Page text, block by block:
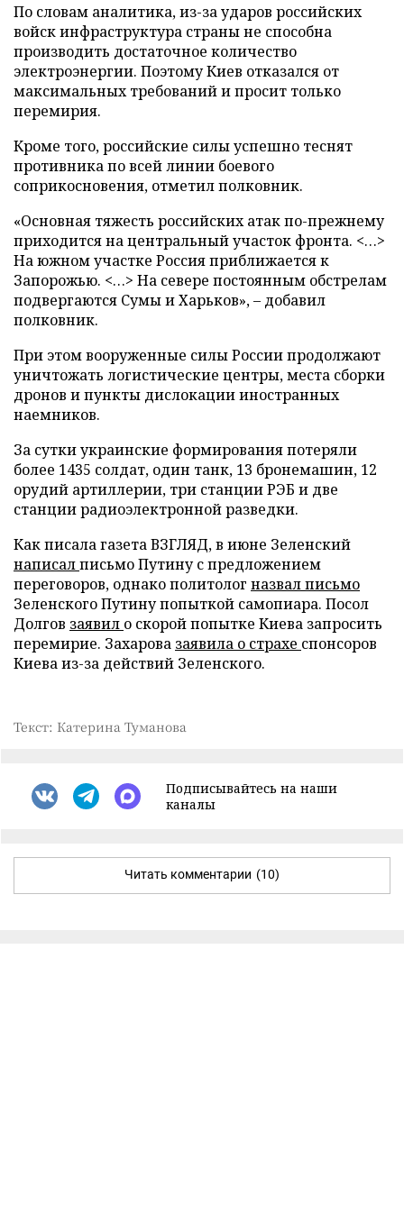
По словам аналитика, из-за ударов российских
войск инфраструктура страны не способна
производить достаточное количество
электроэнергии. Поэтому Киев отказался от
максимальных требований и просит только
перемирия.
Кроме того, российские силы успешно теснят
противника по всей линии боевого
соприкосновения, отметил полковник.
«Основная тяжесть российских атак по-прежнему
приходится на центральный участок фронта. <…>
На южном участке Россия приближается к
Запорожью. <…> На севере постоянным обстрелам
подвергаются Сумы и Харьков», – добавил
полковник.
При этом вооруженные силы России продолжают
уничтожать логистические центры, места сборки
дронов и пункты дислокации иностранных
наемников.
За сутки украинские формирования потеряли
более 1435 солдат, один танк, 13 бронемашин, 12
орудий артиллерии, три станции РЭБ и две
станции радиоэлектронной разведки.
Как писала газета ВЗГЛЯД, в июне Зеленский
написалписьмо Путину с предложением
переговоров, однако политолог назвал письмо
Зеленского Путину попыткой самопиара. Посол
Долгов заявил о скорой попытке Киева запросить
перемирие. Захарова заявила о страхе спонсоров
Киева из-за действий Зеленского.
Текст: Катерина Туманова
Подписывайтесь на наши
каналы
Читать комментарии (10)